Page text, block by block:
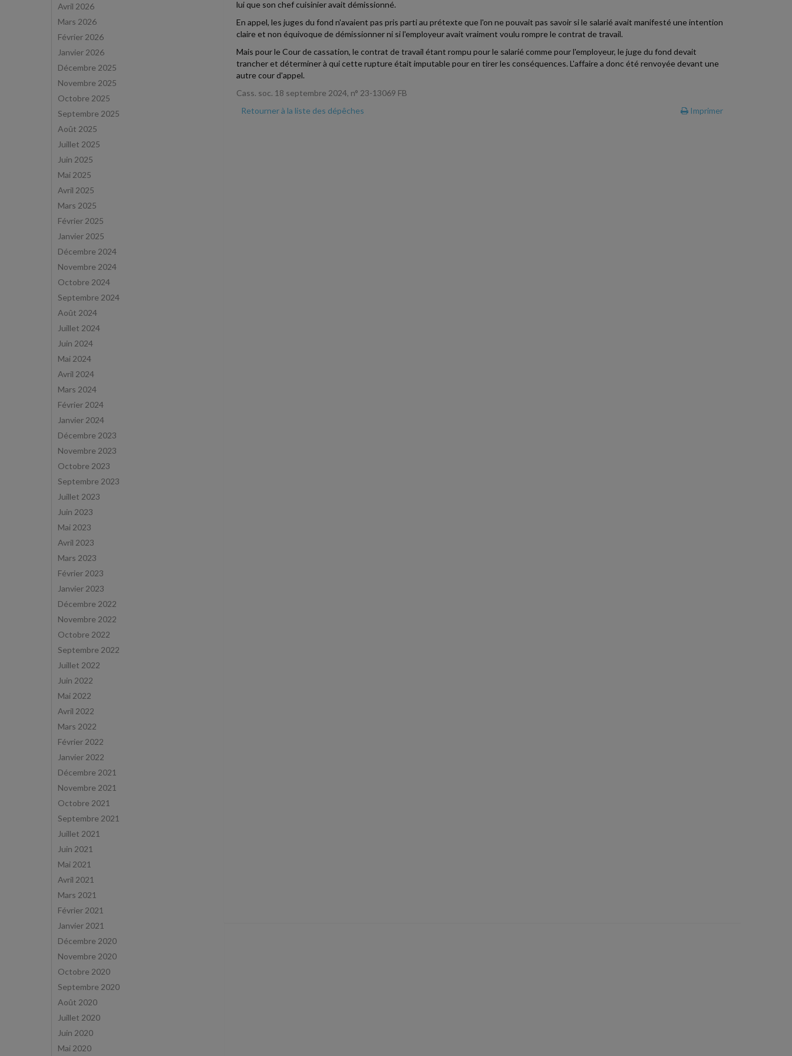
Avril 2026
Mars 2026
Février 2026
Janvier 2026
Décembre 2025
Novembre 2025
Octobre 2025
Septembre 2025
Août 2025
Juillet 2025
Juin 2025
Mai 2025
Avril 2025
Mars 2025
Février 2025
Janvier 2025
Décembre 2024
Novembre 2024
Octobre 2024
Septembre 2024
Août 2024
Juillet 2024
Juin 2024
Mai 2024
Avril 2024
Mars 2024
Février 2024
Janvier 2024
Décembre 2023
Novembre 2023
Octobre 2023
Septembre 2023
Juillet 2023
Juin 2023
Mai 2023
Avril 2023
Mars 2023
Février 2023
Janvier 2023
Décembre 2022
Novembre 2022
Octobre 2022
Septembre 2022
Juillet 2022
Juin 2022
Mai 2022
Avril 2022
Mars 2022
Février 2022
Janvier 2022
Décembre 2021
Novembre 2021
Octobre 2021
Septembre 2021
Juillet 2021
Juin 2021
Mai 2021
Avril 2021
Mars 2021
Février 2021
Janvier 2021
Décembre 2020
Novembre 2020
Octobre 2020
Septembre 2020
Août 2020
Juillet 2020
Juin 2020
Mai 2020
lui que son chef cuisinier avait démissionné.
En appel, les juges du fond n'avaient pas pris parti au prétexte que l'on ne pouvait pas savoir si le salarié avait manifesté une intention
claire et non équivoque de démissionner ni si l'employeur avait vraiment voulu rompre le contrat de travail.
Mais pour le Cour de cassation, le contrat de travail étant rompu pour le salarié comme pour l'employeur, le juge du fond devait
trancher et déterminer à qui cette rupture était imputable pour en tirer les conséquences. L'affaire a donc été renvoyée devant une
autre cour d'appel.
Cass. soc. 18 septembre 2024, n° 23-13069 FB
Retourner à la liste des dépêches
Imprimer